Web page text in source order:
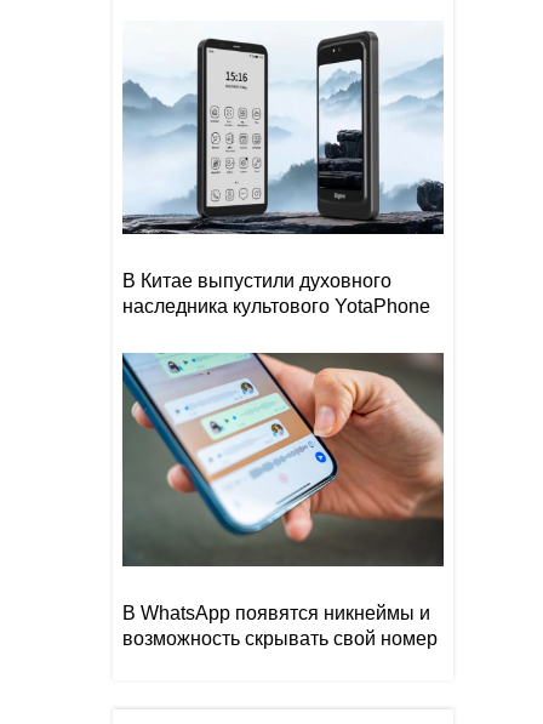
В Китае выпустили духовного
наследника культового YotaPhone
В WhatsApp появятся никнеймы и
возможность скрывать свой номер